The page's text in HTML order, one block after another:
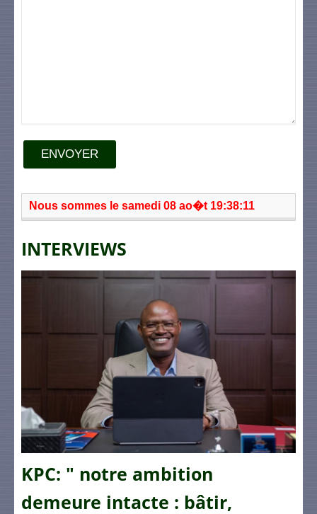
ENVOYER
Nous sommes le samedi 08 ao�t 19:38:11
INTERVIEWS
KPC: " notre ambition
demeure intacte : bâtir,